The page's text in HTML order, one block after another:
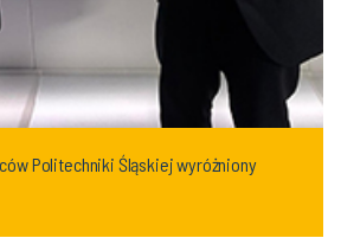
Politechniki Śląskiej wyróżniony